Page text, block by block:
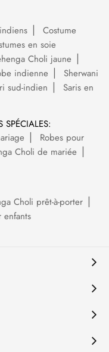
Costume
en soie
Choli jaune
indienne
Sherwani
sud-indien
Saris en
Robes pour
Choli de mariée
Choli prêt-à-porter
enfants